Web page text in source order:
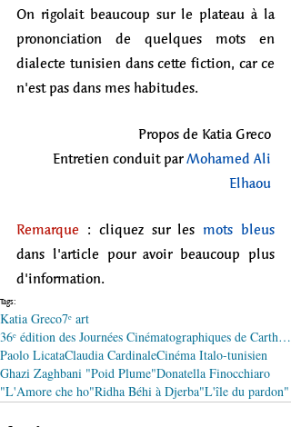
On rigolait beaucoup sur le plateau à la
prononciation de quelques mots en
dialecte tunisien dans cette fiction, car ce
n'est pas dans mes habitudes.
Propos de Katia Greco
Entretien conduit par Mohamed Ali
Elhaou
Remarque : cliquez sur les mots bleus
dans l'article pour avoir beaucoup plus
d'information.
Tags:
Katia Greco7ᵉ art
36ᵉ édition des Journées Cinématographiques de Carthage (JCC)
Paolo LicataClaudia CardinaleCinéma Italo-tunisien
Ghazi Zaghbani "Poid Plume"Donatella Finocchiaro
"L'Amore che ho"Ridha Béhi à Djerba"L'île du pardon"